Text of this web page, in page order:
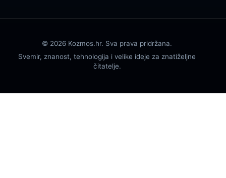
© 2026 Kozmos.hr. Sva prava pridržana.
Svemir, znanost, tehnologija i velike ideje za znatiželjne
čitatelje.